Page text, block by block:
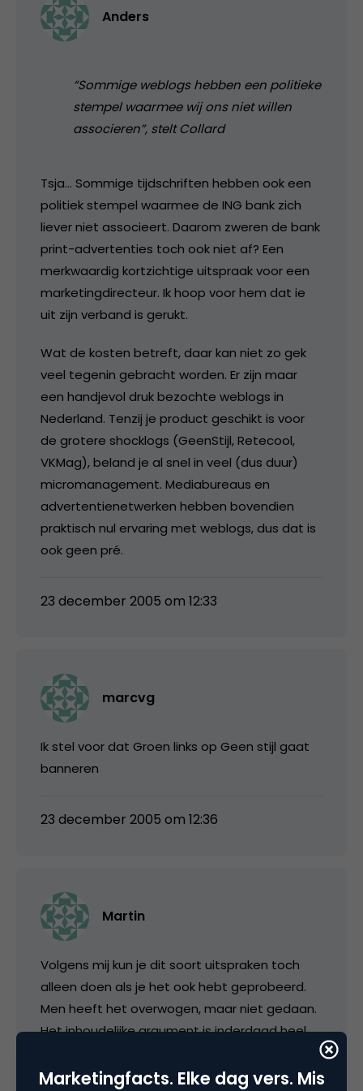
Anders
“Sommige weblogs hebben een politieke
stempel waarmee wij ons niet willen
associeren”, stelt Collard
Tsja… Sommige tijdschriften hebben ook een
politiek stempel waarmee de ING bank zich
liever niet associeert. Daarom zweren de bank
print-advertenties toch ook niet af? Een
merkwaardig kortzichtige uitspraak voor een
marketingdirecteur. Ik hoop voor hem dat ie
uit zijn verband is gerukt.
Wat de kosten betreft, daar kan niet zo gek
veel tegenin gebracht worden. Er zijn maar
een handjevol druk bezochte weblogs in
Nederland. Tenzij je product geschikt is voor
de grotere shocklogs (GeenStijl, Retecool,
VKMag), beland je al snel in veel (dus duur)
micromanagement. Mediabureaus en
advertentienetwerken hebben bovendien
praktisch nul ervaring met weblogs, dus dat is
ook geen pré.
23 december 2005 om 12:33
marcvg
Ik stel voor dat Groen links op Geen stijl gaat
banneren
23 december 2005 om 12:36
Martin
Volgens mij kun je dit soort uitspraken toch
alleen doen als je het ook hebt geprobeerd.
Men heeft het overwogen, maar niet gedaan.
Het inhoudelijke argument is inderdaad heel
goede controle is op de postings en
Marketingfacts. Elke dag vers. Mis